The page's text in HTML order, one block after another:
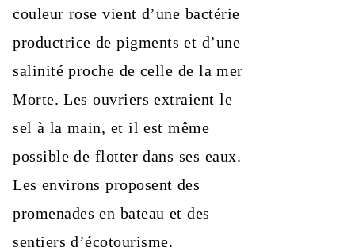
couleur rose vient d’une bactérie
productrice de pigments et d’une
salinité proche de celle de la mer
Morte. Les ouvriers extraient le
sel à la main, et il est même
possible de flotter dans ses eaux.
Les environs proposent des
promenades en bateau et des
sentiers d’écotourisme.